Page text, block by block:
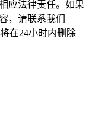
应法律责任。如果
，请联系我们
在24小时内删除